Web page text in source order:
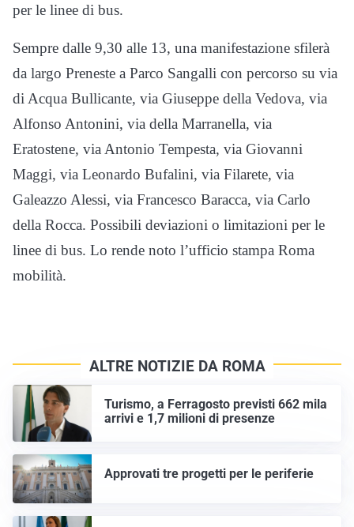
per le linee di bus.
Sempre dalle 9,30 alle 13, una manifestazione sfilerà
da largo Preneste a Parco Sangalli con percorso su via
di Acqua Bullicante, via Giuseppe della Vedova, via
Alfonso Antonini, via della Marranella, via
Eratostene, via Antonio Tempesta, via Giovanni
Maggi, via Leonardo Bufalini, via Filarete, via
Galeazzo Alessi, via Francesco Baracca, via Carlo
della Rocca. Possibili deviazioni o limitazioni per le
linee di bus. Lo rende noto l’ufficio stampa Roma
mobilità.
ALTRE NOTIZIE DA ROMA
Turismo, a Ferragosto previsti 662 mila
arrivi e 1,7 milioni di presenze
Approvati tre progetti per le periferie